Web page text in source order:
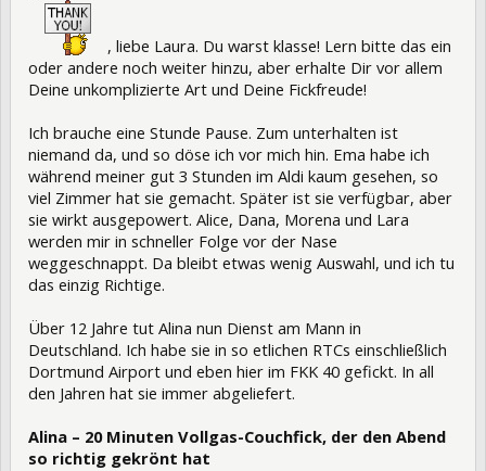
, liebe Laura. Du warst klasse! Lern bitte das ein
oder andere noch weiter hinzu, aber erhalte Dir vor allem
Deine unkomplizierte Art und Deine Fickfreude!
Ich brauche eine Stunde Pause. Zum unterhalten ist
niemand da, und so döse ich vor mich hin. Ema habe ich
während meiner gut 3 Stunden im Aldi kaum gesehen, so
viel Zimmer hat sie gemacht. Später ist sie verfügbar, aber
sie wirkt ausgepowert. Alice, Dana, Morena und Lara
werden mir in schneller Folge vor der Nase
weggeschnappt. Da bleibt etwas wenig Auswahl, und ich tu
das einzig Richtige.
Über 12 Jahre tut Alina nun Dienst am Mann in
Deutschland. Ich habe sie in so etlichen RTCs einschließlich
Dortmund Airport und eben hier im FKK 40 gefickt. In all
den Jahren hat sie immer abgeliefert.
Alina – 20 Minuten Vollgas-Couchfick, der den Abend
so richtig gekrönt hat